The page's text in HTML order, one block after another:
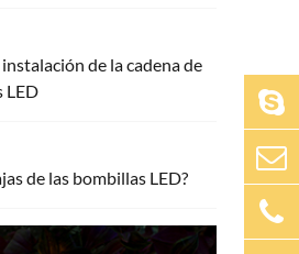
de la cadena de
LED
de las bombillas LED?